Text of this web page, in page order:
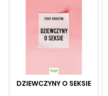
DZIEWCZYNY O SEKSIE